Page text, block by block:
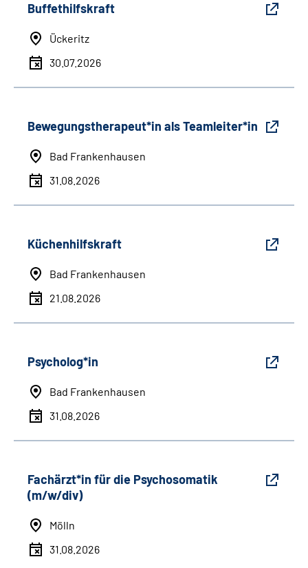
Buffethilfskraft
Ückeritz
30.07.2026
Bewegungstherapeut*in als Teamleiter*in
Bad Frankenhausen
31.08.2026
Küchenhilfskraft
Bad Frankenhausen
21.08.2026
Psycholog*in
Bad Frankenhausen
31.08.2026
Fachärzt*in für die Psychosomatik
(m/w/div)
Mölln
31.08.2026